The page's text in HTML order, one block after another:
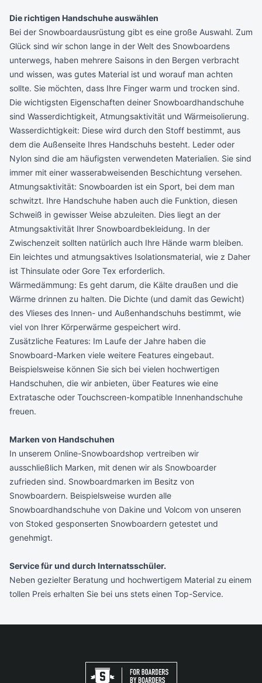
Die richtigen Handschuhe auswählen
Bei der Snowboardausrüstung gibt es eine große Auswahl. Zum
Glück sind wir schon lange in der Welt des Snowboardens
unterwegs, haben mehrere Saisons in den Bergen verbracht
und wissen, was gutes Material ist und worauf man achten
sollte. Sie möchten, dass Ihre Finger warm und trocken sind.
Die wichtigsten Eigenschaften deiner Snowboardhandschuhe
sind Wasserdichtigkeit, Atmungsaktivität und Wärmeisolierung.
Wasserdichtigkeit: Diese wird durch den Stoff bestimmt, aus
dem die Außenseite Ihres Handschuhs besteht. Leder oder
Nylon sind die am häufigsten verwendeten Materialien. Sie sind
immer mit einer wasserabweisenden Beschichtung versehen.
Atmungsaktivität: Snowboarden ist ein Sport, bei dem man
schwitzt. Ihre Handschuhe haben auch die Funktion, diesen
Schweiß in gewisser Weise abzuleiten. Dies liegt an der
Atmungsaktivität Ihrer Snowboardbekleidung. In der
Zwischenzeit sollten natürlich auch Ihre Hände warm bleiben.
Ein leichtes und atmungsaktives Isolationsmaterial, wie z Daher
ist Thinsulate oder Gore Tex erforderlich.
Wärmedämmung: Es geht darum, die Kälte draußen und die
Wärme drinnen zu halten. Die Dichte (und damit das Gewicht)
des Vlieses des Innen- und Außenhandschuhs bestimmt, wie
viel von Ihrer Körperwärme gespeichert wird.
Zusätzliche Features: Im Laufe der Jahre haben die
Snowboard-Marken viele weitere Features eingebaut.
Beispielsweise können Sie sich bei vielen hochwertigen
Handschuhen, die wir anbieten, über Features wie eine
Extratasche oder Touchscreen-kompatible Innenhandschuhe
freuen.
Marken von Handschuhen
In unserem Online-Snowboardshop vertreiben wir
ausschließlich Marken, mit denen wir als Snowboarder
zufrieden sind. Snowboardmarken im Besitz von
Snowboardern. Beispielsweise wurden alle
Snowboardhandschuhe von Dakine und Volcom von unseren
von Stoked gesponserten Snowboardern getestet und
genehmigt.
Service für und durch Internatsschüler.
Neben gezielter Beratung und hochwertigem Material zu einem
tollen Preis erhalten Sie bei uns stets einen Top-Service.